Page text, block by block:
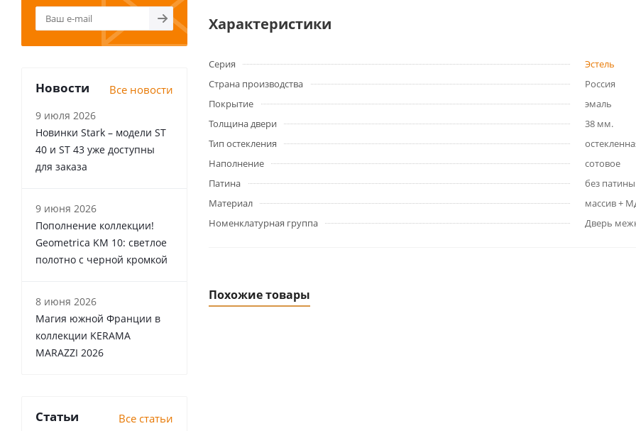
Характеристики
Серия
Эстель
Страна производства
Россия
Покрытие
эмаль
Толщина двери
38 мм.
Тип остекления
Наполнение
сотовое
Патина
без патины
Материал
массив +
Номенклатурная группа
Дверь
Похожие товары
Новости Все новости
9 июля 2026
Новинки Stark – модели ST
40 и ST 43 уже доступны
для заказа
9 июня 2026
Пополнение коллекции!
Geometrica KM 10: светлое
полотно с черной кромкой
8 июня 2026
Магия южной Франции в
коллекции KERAMA
MARAZZI 2026
Статьи Все статьи